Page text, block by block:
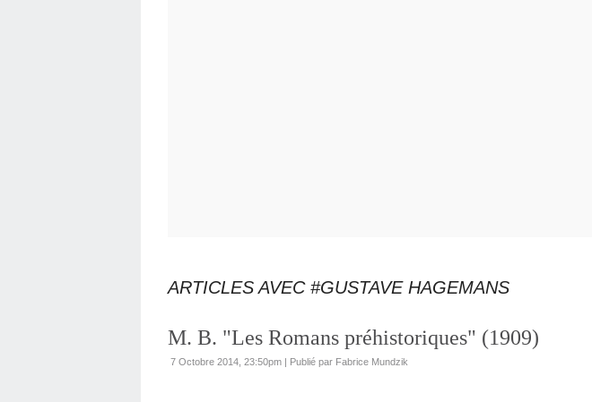
ARTICLES AVEC #GUSTAVE HAGEMANS
M. B. "Les Romans préhistoriques" (1909)
7 Octobre 2014, 23:50pm | Publié par Fabrice Mundzik